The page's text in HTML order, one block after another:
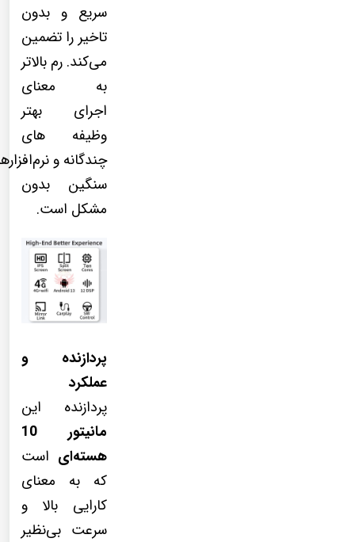
سریع و بدون
تاخیر را تضمین
می‌کند. رم بالاتر
به معنای
اجرای بهتر
وظیفه های
چندگانه و
سنگین بدون
مشکل است.
پردازنده و
عملکرد
پردازنده این
مانیتور 10
هسته‌ای است
که به معنای
کارایی بالا و
سرعت بی‌نظیر